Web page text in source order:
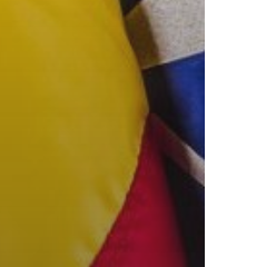
Decembrie 2015
Mai 2015
Martie 2015
Energia
Construcții și
pentru o Românie